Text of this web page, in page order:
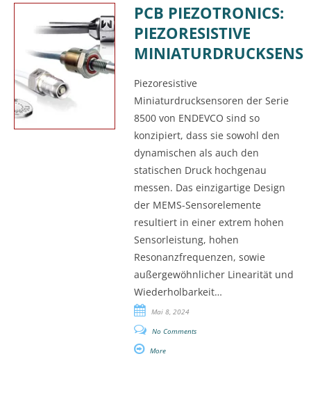
PCB PIEZOTRONICS:
PIEZORESISTIVE
Piezoresistive
Miniaturdrucksensoren der Serie
8500 von ENDEVCO sind so
konzipiert, dass sie sowohl den
dynamischen als auch den
statischen Druck hochgenau
messen. Das einzigartige Design
der MEMS-Sensorelemente
resultiert in einer extrem hohen
Sensorleistung, hohen
Resonanzfrequenzen, sowie
außergewöhnlicher Linearität und
Wiederholbarkeit…
Mai 8, 2024
No Comments
More